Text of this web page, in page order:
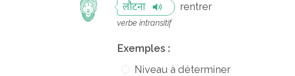
लौटना rentrer
verbe intransitif
Exemples :
Niveau à déterminer